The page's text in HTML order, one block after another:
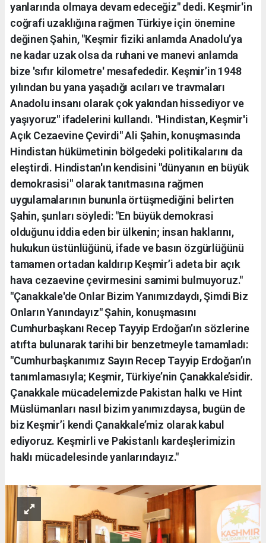
yanlarında olmaya devam edeceğiz" dedi. Keşmir'in
coğrafi uzaklığına rağmen Türkiye için önemine
değinen Şahin, "Keşmir fiziki anlamda Anadolu’ya
ne kadar uzak olsa da ruhani ve manevi anlamda
bize 'sıfır kilometre' mesafededir. Keşmir’in 1948
yılından bu yana yaşadığı acıları ve travmaları
Anadolu insanı olarak çok yakından hissediyor ve
yaşıyoruz" ifadelerini kullandı. "Hindistan, Keşmir'i
Açık Cezaevine Çevirdi" Ali Şahin, konuşmasında
Hindistan hükümetinin bölgedeki politikalarını da
eleştirdi. Hindistan'ın kendisini "dünyanın en büyük
demokrasisi" olarak tanıtmasına rağmen
uygulamalarının bununla örtüşmediğini belirten
Şahin, şunları söyledi: "En büyük demokrasi
olduğunu iddia eden bir ülkenin; insan haklarını,
hukukun üstünlüğünü, ifade ve basın özgürlüğünü
tamamen ortadan kaldırıp Keşmir’i adeta bir açık
hava cezaevine çevirmesini samimi bulmuyoruz."
"Çanakkale'de Onlar Bizim Yanımızdaydı, Şimdi Biz
Onların Yanındayız" Şahin, konuşmasını
Cumhurbaşkanı Recep Tayyip Erdoğan’ın sözlerine
atıfta bulunarak tarihi bir benzetmeyle tamamladı:
"Cumhurbaşkanımız Sayın Recep Tayyip Erdoğan’ın
tanımlamasıyla; Keşmir, Türkiye’nin Çanakkale’sidir.
Çanakkale mücadelemizde Pakistan halkı ve Hint
Müslümanları nasıl bizim yanımızdaysa, bugün de
biz Keşmir’i kendi Çanakkale’miz olarak kabul
ediyoruz. Keşmirli ve Pakistanlı kardeşlerimizin
haklı mücadelesinde yanlarındayız."